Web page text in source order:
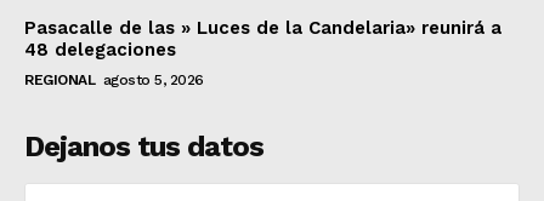
Pasacalle de las » Luces de la Candelaria» reunirá a
48 delegaciones
REGIONAL agosto 5, 2026
Dejanos tus datos